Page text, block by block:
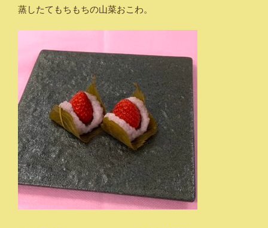
蒸したてもちもちの山菜おこわ。